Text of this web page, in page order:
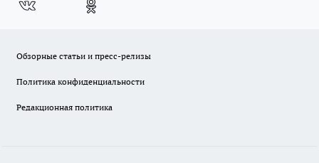
Обзорные статьи и пресс-релизы
Политика конфиденциальности
Редакционная политика